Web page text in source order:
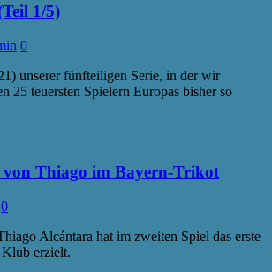
1/5)
0
unserer fünfteiligen Serie, in der wir
25 teuersten Spielern Europas bisher so
von Thiago im Bayern-Trikot
0
Alcántara hat im zweiten Spiel das erste
erzielt.